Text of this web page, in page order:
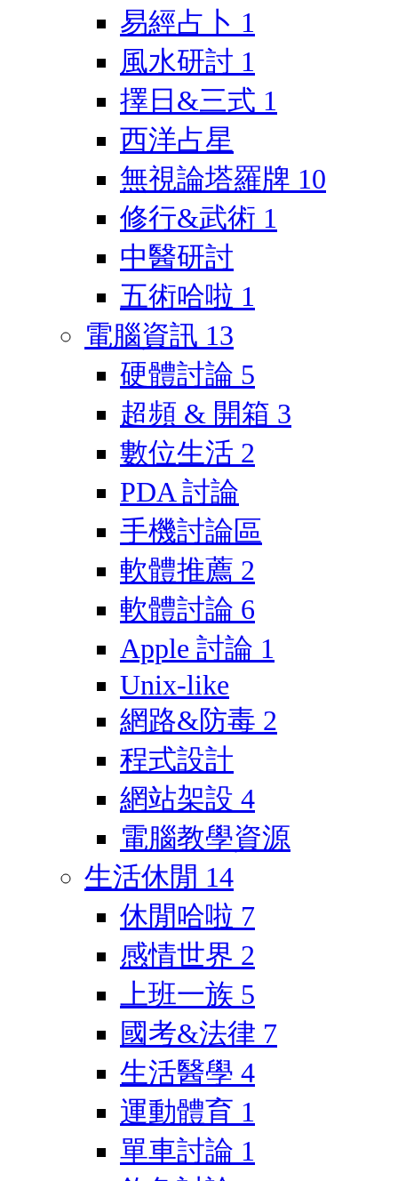
易經占卜 1
風水研討 1
擇日&三式 1
西洋占星
無視論塔羅牌 10
修行&武術 1
中醫研討
五術哈啦 1
電腦資訊 13
硬體討論 5
超頻 & 開箱 3
數位生活 2
PDA 討論
手機討論區
軟體推薦 2
軟體討論 6
Apple 討論 1
Unix-like
網路&防毒 2
程式設計
網站架設 4
電腦教學資源
生活休閒 14
休閒哈啦 7
感情世界 2
上班一族 5
國考&法律 7
生活醫學 4
運動體育 1
單車討論 1